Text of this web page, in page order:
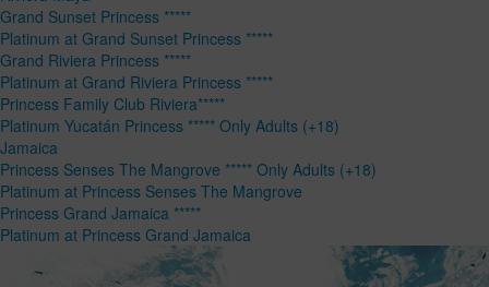
Grand Sunset Princess *****
Platinum at Grand Sunset Princess *****
Grand Riviera Princess *****
Platinum at Grand Riviera Princess *****
Princess Family Club Riviera*****
Platinum Yucatán Princess ***** Only Adults (+18)
Jamaica
Princess Senses The Mangrove ***** Only Adults (+18)
Platinum at Princess Senses The Mangrove
Princess Grand Jamaica *****
Platinum at Princess Grand Jamaica